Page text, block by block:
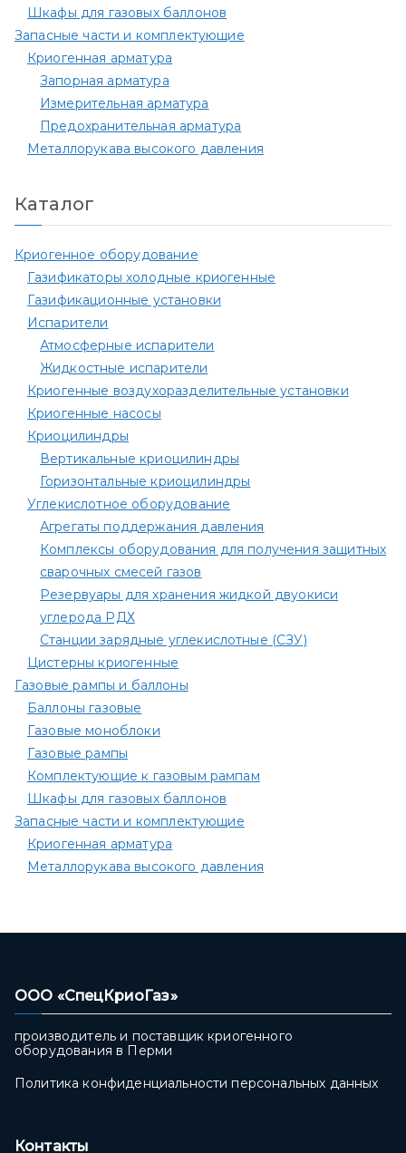
Шкафы для газовых баллонов
Запасные части и комплектующие
Криогенная арматура
Запорная арматура
Измерительная арматура
Предохранительная арматура
Металлорукава высокого давления
Каталог
Криогенное оборудование
Газификаторы холодные криогенные
Газификационные установки
Испарители
Атмосферные испарители
Жидкостные испарители
Криогенные воздухоразделительные установки
Криогенные насосы
Криоцилиндры
Вертикальные криоцилиндры
Горизонтальные криоцилиндры
Углекислотное оборудование
Агрегаты поддержания давления
Комплексы оборудования для получения защитных
сварочных смесей газов
Резервуары для хранения жидкой двуокиси
углерода РДХ
Станции зарядные углекислотные (СЗУ)
Цистерны криогенные
Газовые рампы и баллоны
Баллоны газовые
Газовые моноблоки
Газовые рампы
Комплектующие к газовым рампам​
Шкафы для газовых баллонов
Запасные части и комплектующие
Криогенная арматура
Металлорукава высокого давления
ООО «СпецКриоГаз»
производитель и поставщик криогенного
оборудования в Перми
Политика конфиденциальности персональных данных
Контакты